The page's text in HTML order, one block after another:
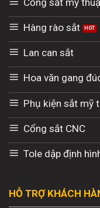
Hàng rào sắt
Lan can sắt
Hoa văn gang
Phụ kiện sắt mỹ
Cổng sắt CNC
Tole dập định
HỖ TRỢ KHÁCH